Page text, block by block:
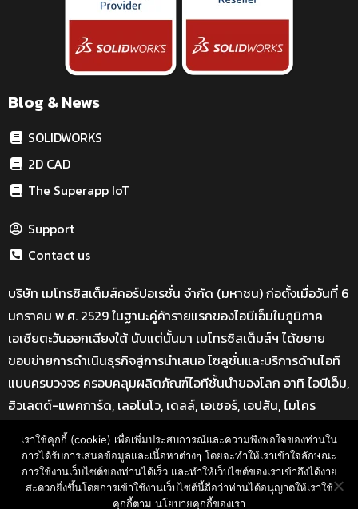
Blog & News
SOLIDWORKS
2D CAD
The Superapp IoT
Support
Contact us
บริษัท เมโทรซิสเต็มส์คอร์ปอเรชั่น จำกัด (มหาชน) ก่อตั้งเมื่อวันที่ 6
มกราคม พ.ศ. 2529 ในฐานะคู่ค้ารายแรกของไอบีเอ็มในภูมิภาค
เอเชียตะวันออกเฉียงใต้ นับแต่นั้นมา เมโทรซิสเต็มส์ฯ ได้ขยาย
ขอบข่ายการดำเนินธุรกิจสู่การนำเสนอ โซลูชั่นและบริการด้านไอที
แบบครบวงจร ครอบคลุมผลิตภัณฑ์ไอทีชั้นนำของโลก อาทิ ไอบีเอ็ม,
ฮิวเลตต์-แพคการ์ด, เลอโนโว, เดลล์, เอเซอร์, เอปสัน, ไมโคร
ซอฟท์, โซลิดเวิร์ค และอีกมากมาย
ที่อยู่ : Bangkok Advance Learning Center อาคาร SM Tower
ชั้น 16 ถนนพหลโยธิน พญาไท กรุงเทพ ฯ 10400
Call: 02-089-4145
เราใช้คุกกี้ (cookie) เพื่อเพิ่มประสบการณ์และความพึงพอใจของท่านใน
การได้รับการเสนอข้อมูลและเนื้อหาต่างๆ โดยจะทำให้เราเข้าใจลักษณะ
การใช้งานเว็บไซต์ของท่านได้เร็ว และทำให้เว็บไซต์ของเราเข้าถึงได้ง่าย
สะดวกยิ่งขึ้นโดยการเข้าใช้งานเว็บไซต์นี้ถือว่าท่านได้อนุญาตให้เราใช้
คุกกี้ตาม นโยบายคุกกี้ของเรา